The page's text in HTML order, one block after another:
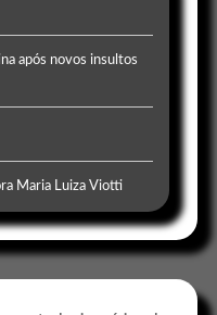
após novos insultos
Maria Luiza Viotti